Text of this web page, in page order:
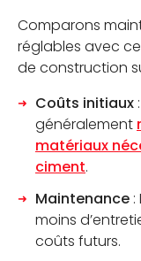
Comparons
réglables avec
de construction
Coûts initiaux
généralement
matériaux
ciment.
Maintenance
moins
coûts futurs.